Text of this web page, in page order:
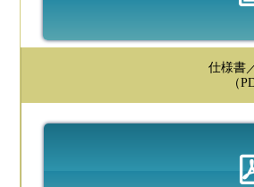
仕様書
（